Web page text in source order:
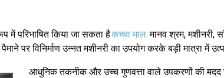
में परिभाषित किया जा सकता हैकच्चा माल मानव श्रम, मशीनरी,
पर विनिर्माण उन्नत मशीनरी का उपयोग करके बड़ी मात्रा में
आधुनिक तकनीक और उच्च गुणवत्ता वाले उपकरणों की मदद